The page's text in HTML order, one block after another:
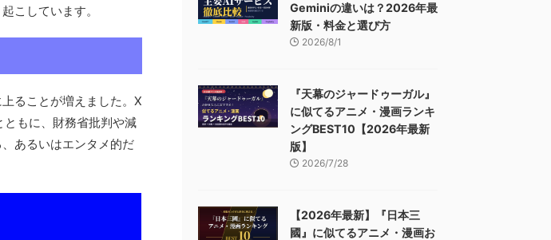
こしています。
ることが増えました。X
もに、財務省批判や減
あるいはエンタメ的だ
Geminiの違いは？2026年最
新版・料金と選び方
2026/8/1
『天幕のジャードゥーガル』
に似てるアニメ・漫画ランキ
ングBEST10【2026年最新
版】
2026/7/28
【2026年最新】『日本三
國』に似てるアニメ・漫画お